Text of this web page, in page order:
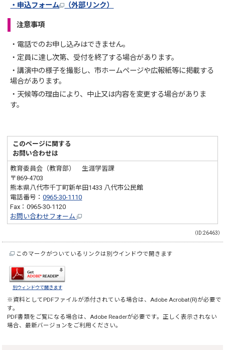
・申込フォーム
（外部リンク）
注意事項
・電話でのお申し込みはできません。
・定員に達し次第、受付を終了する場合があります。
・講演中の様子を撮影し、市ホームページや広報紙等に掲載する
場合があります。
・天候等の理由により、中止又は内容を変更する場合がありま
す。
このページに関する
お問い合わせは
教育委員会（教育部） 生涯学習課
〒869-4703
熊本県八代市千丁町新牟田1433 八代市公民館
電話番号：0965-30-1110
Fax：0965-30-1120
お問い合わせフォーム
（ID:26463）
このマークがついているリンクは別ウインドウで開きます
別ウィンドウで開きます
※資料としてPDFファイルが添付されている場合は、Adobe Acrobat(R)が必要で
す。
PDF書類をご覧になる場合は、Adobe Readerが必要です。正しく表示されない
場合、最新バージョンをご利用ください。